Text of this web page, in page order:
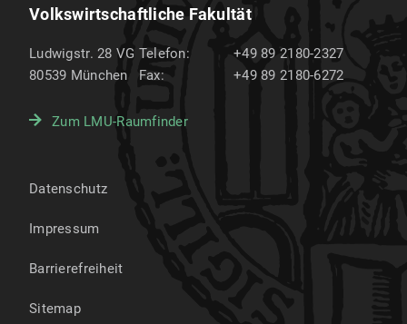
Volkswirtschaftliche Fakultät
Ludwigstr. 28 VG
80539 München
Telefon:
+49 89 2180-2327
Fax:
+49 89 2180-6272
Zum LMU-Raumfinder
Datenschutz
Impressum
Barrierefreiheit
Sitemap